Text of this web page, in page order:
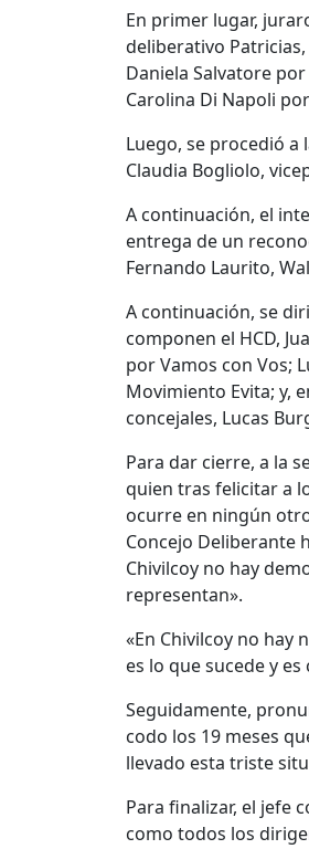
En primer lugar,
deliberativo
Daniela Salvatore
Carolina Di Napoli
Luego, se procedió a
Claudia Bogliolo,
A continuación, el
entrega de un
Fernando Laurito,
A continuación, se
componen el HCD,
por Vamos con Vos;
Movimiento Evita; y,
concejales, Lucas
Para dar cierre, a la
quien tras felicitar a
ocurre en ningún
Concejo Deliberante
Chivilcoy no hay
representan».
«En Chivilcoy no hay
es lo que sucede y
Seguidamente,
codo los 19 meses
llevado esta triste
Para finalizar, el jefe
como todos los